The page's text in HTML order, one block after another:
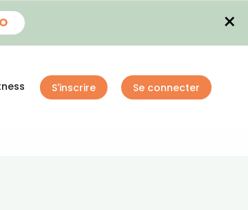
×
S'inscrire Se connecter